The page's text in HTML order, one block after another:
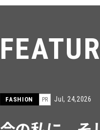
FASHION PR Jul, 15,2026